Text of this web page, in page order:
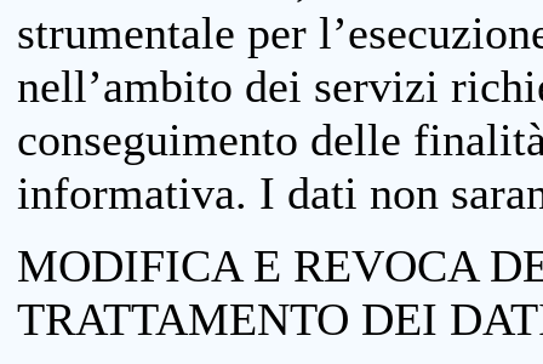
strumentale per
nell’ambito dei servizi
conseguimento delle
informativa. I dati non
MODIFICA E REVOCA
TRATTAMENTO DEI